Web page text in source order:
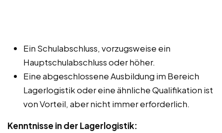
Ein Schulabschluss, vorzugsweise ein
Hauptschulabschluss oder höher.
Eine abgeschlossene Ausbildung im Bereich
Lagerlogistik oder eine ähnliche Qualifikation ist
von Vorteil, aber nicht immer erforderlich.
Kenntnisse in der Lagerlogistik: